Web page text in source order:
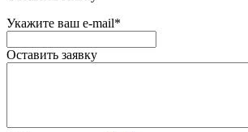
Укажите ваш e-mail*
Оставить заявку